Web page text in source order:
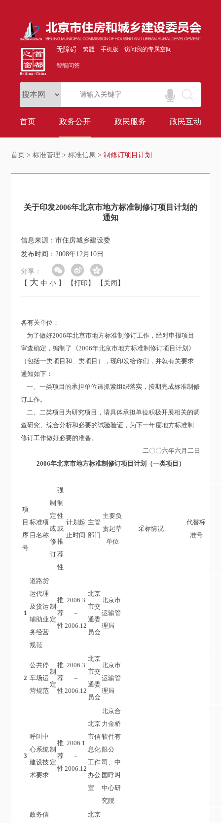
无障碍 繁體 手机版 访问我的专属空间
智能问答
首页 政务公开 政民服务 政民互动
首页 >标准管理 >标准信息 >制修订项目计划
关于印发2006年北京市地方标准制修订项目计划的
通知
信息来源：市住房城乡建设委
发布时间：2008年12月10日
分享：
【 大 中 小 】 【打印】 【关闭】
各有关单位：
为了做好2006年北京市地方标准制修订工作，经对申报项目
审查确定，编制了《2006年北京市地方标准制修订项目计划》
（包括一类项目和二类项目），现印发给你们，并就有关要求
通知如下：
一、一类项目的承担单位请抓紧组织落实，按期完成标准制修
订工作。
二、二类项目为研究项目，请具体承担单位积极开展相关的调
查研究、综合分析和必要的试验验证，为下一年度地方标准制
修订工作做好必要的准备。
二〇〇六年六月二日
2006年北京市地方标准制修订项目计划（一类项目）
项
目
序
号
标准项
目名称
制
定
或
修
订
强
制
性
或
推
荐
性
计划起
止时间
主管
部门
主要负
责起草
单位
采标情况
代替标
准号
1
道路货
运代理
及货运
辅助业
务经营
规范
制
定
推
荐
性
2006.3
－
2006.12
北京
市交
通委
员会
北京市
运输管
理局
2
公共停
车场运
营规范
制
定
推
荐
性
2006.3
－
2006.12
北京
市交
通委
员会
北京市
运输管
理局
3
呼叫中
心系统
建设技
术要求
制
定
推
荐
性
2006.1
－
2006.12
北京
市信
息化
工作
办公
室
北京合
力金桥
软件有
限公
司、中
国呼叫
中心研
究院
政务信
北京